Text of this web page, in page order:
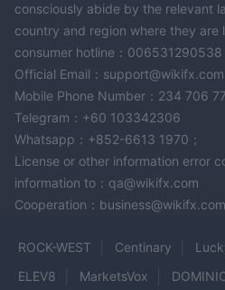
consciously abide by the relevant
country and region where they are
consumer hotline：006531290538
Official Email：support@wikifx.com
Mobile Phone Number：234 706
Telegram：+60 103342306
Whatsapp：+852-6613 1970；
License or other information error
information to：qa@wikifx.com
Cooperation：business@wikifx.com
ROCK-WEST Centinary
ELEV8
MarketsVox